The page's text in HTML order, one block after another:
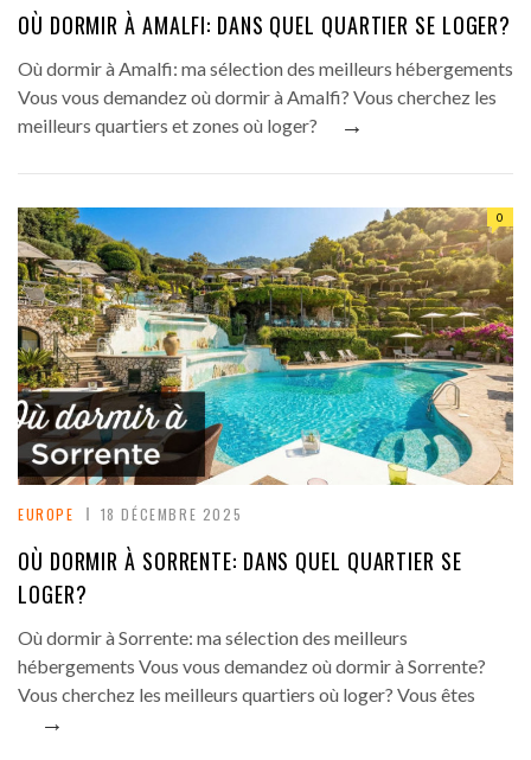
OÙ DORMIR À AMALFI: DANS QUEL QUARTIER SE LOGER?
Où dormir à Amalfi: ma sélection des meilleurs hébergements
Vous vous demandez où dormir à Amalfi? Vous cherchez les
meilleurs quartiers et zones où loger?
→
0
EUROPE 18 DÉCEMBRE 2025
OÙ DORMIR À SORRENTE: DANS QUEL QUARTIER SE
LOGER?
Où dormir à Sorrente: ma sélection des meilleurs
hébergements Vous vous demandez où dormir à Sorrente?
Vous cherchez les meilleurs quartiers où loger? Vous êtes
→